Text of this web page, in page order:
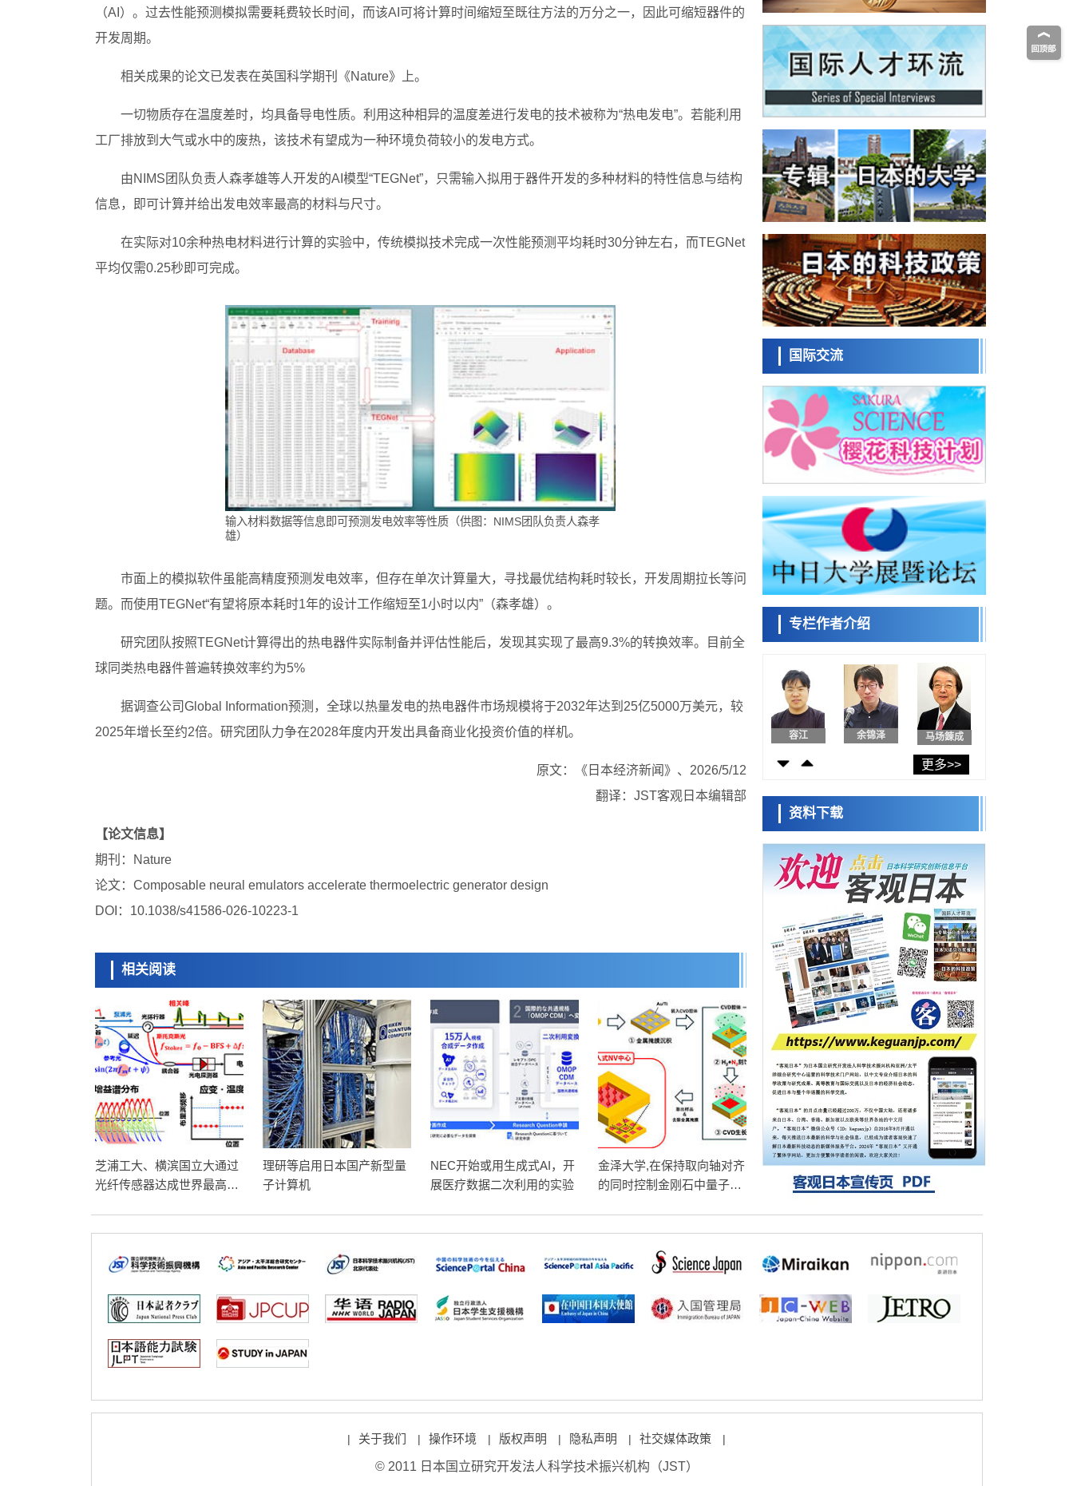
（AI）。过去性能预测模拟需要耗费较长时间，而该AI可将计算时间缩短至既往方法的万分之一，因此可缩短器件的
开发周期。
相关成果的论文已发表在英国科学期刊《Nature》上。
一切物质存在温度差时，均具备导电性质。利用这种相异的温度差进行发电的技术被称为“热电发电”。若能利用
工厂排放到大气或水中的废热，该技术有望成为一种环境负荷较小的发电方式。
由NIMS团队负责人森孝雄等人开发的AI模型“TEGNet”，只需输入拟用于器件开发的多种材料的特性信息与结构
信息，即可计算并给出发电效率最高的材料与尺寸。
在实际对10余种热电材料进行计算的实验中，传统模拟技术完成一次性能预测平均耗时30分钟左右，而TEGNet
平均仅需0.25秒即可完成。
输入材料数据等信息即可预测发电效率等性质（供图：NIMS团队负责人森孝
雄）
市面上的模拟软件虽能高精度预测发电效率，但存在单次计算量大，寻找最优结构耗时较长，开发周期拉长等问
题。而使用TEGNet“有望将原本耗时1年的设计工作缩短至1小时以内”（森孝雄）。
研究团队按照TEGNet计算得出的热电器件实际制备并评估性能后，发现其实现了最高9.3%的转换效率。目前全
球同类热电器件普遍转换效率约为5%
据调查公司Global Information预测，全球以热量发电的热电器件市场规模将于2032年达到25亿5000万美元，较
2025年增长至约2倍。研究团队力争在2028年度内开发出具备商业化投资价值的样机。
原文：《日本经济新闻》、2026/5/12
翻译：JST客观日本编辑部
【论文信息】
期刊：Nature
论文：Composable neural emulators accelerate thermoelectric generator design
DOI：10.1038/s41586-026-10223-1
相关阅读
芝浦工大、横滨国立大通过
光纤传感器达成世界最高空
理研等启用日本国产新型量
子计算机
NEC开始或用生成式AI，开
展医疗数据二次利用的实验
金泽大学,在保持取向轴对齐
的同时控制金刚石中量子比
波动叠加所致
东京都产技研采用新手法开发出可稳定工作
至300℃的介电材料，已验证电容器可在汽车
发动机等高温环境下工作
经济・社会
日本生成式AI使用者占比一年内翻倍，但与
中美德仍有较大差距
政策
死亡人数至少减半，重点强化火灾防控
科学研究
福井大学发现细胞记忆过往并抑制反应的机
制，阐明即便DNA相同反应迥异之谜
科学研究
神户大学确认口服癌症疫苗B440单药给药的
安全性，在转移性尿路上皮癌患者中开展临
床试验
政策
日本发布《令和8年版科学技术与创新白皮
书》，解读第七期基本计划首年度政策方向
科学研究
东京大学发现可诱导细胞死亡的新型信使物
质
科学研究
东京都健康长寿医疗中心跨器官揭示衰老过
程中的糖链变化
科学研究
可作为电池电极材料
科学研究
东京大学和海上保安厅等发现南海海槽沿线
板块边界锁定状态存在区域差异
政策
日本第2次医疗研究开发调整费，根据一线实
际情况和需求分配99.3亿日元
科学研究
千叶大学鉴定出导致难治性疾病“肺高血压症”
恶化的蛋白质“MYL9/12”，会引发血管结构恶
科学研究
京都大学高效生成光的构成单元“光子”，可应
用于量子计算机
科学研究
用数理模型诠释慢性荨麻疹的发病机理，借
科学研究
【JST事业成果】发现室温下工作的交替磁体
科学研究
夜景也能清晰呈现在纸上——日本“铁路摄影
迷”教授研发新技术
科学研究
【JST事业成果】开发低成本与低功耗的新型
AI处理器
日本科研费增设国际共同研究强化新类别，
经济・社会
铁道综研新任理事长芦谷公稔：依托超导和
防灾等核心优势服务社会
东京大学通过叶绿体基因组编辑技术强化碳
固定酶，成功提高光合作用能力与生产力
科学研究
藤田医科大学等成功鉴定出非结核分枝杆菌
生存的必需基因，首次揭示该基因的必要性
因菌株而异
经济・社会
【AI法下篇】如何应对AI的不可控性——中
央大学平野晋教授专访
科学研究
【JST事业成果】开发低成本与低功耗的新型
AI处理器
政策
日本科研费增设国际共同研究强化新类别，
促进青年研究人员赴海外开展研究
经济・社会
铁道综研新任理事长芦谷公稔：依托超导和
防灾等核心优势服务社会
科学研究
东京大学通过叶绿体基因组编辑技术强化碳
固定酶，成功提高光合作用能力与生产力
科学研究
藤田医科大学等成功鉴定出非结核分枝杆菌
生存的必需基因，首次揭示该基因的必要性
因菌株而异
国际交流
专栏作者介绍
日本科学未
来馆 科学交
流员
小岩井忠道 泷川 进
容江 余锦泽 马场錬成
日本科学未
流员
泷川 进 戴维
更多>>
资料下载
| 关于我们 | 操作环境 | 版权声明 | 隐私声明 | 社交媒体政策 |
© 2011 日本国立研究开发法人科学技术振兴机构（JST）